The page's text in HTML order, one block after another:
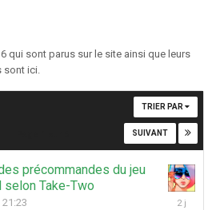
qui sont parus sur le site ainsi que leurs
sont ici.
TRIER PAR
SUIVANT
précommandes du jeu
Take-Two
vendredi